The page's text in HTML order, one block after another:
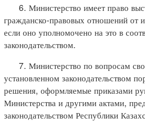
6. Министерство имеет право
гражданско-правовых отношений от
если оно уполномочено на это в
законодательством.
7. Министерство по вопросам
установленном законодательством
решения, оформляемые приказами
Министерства и другими актами,
законодательством Республики